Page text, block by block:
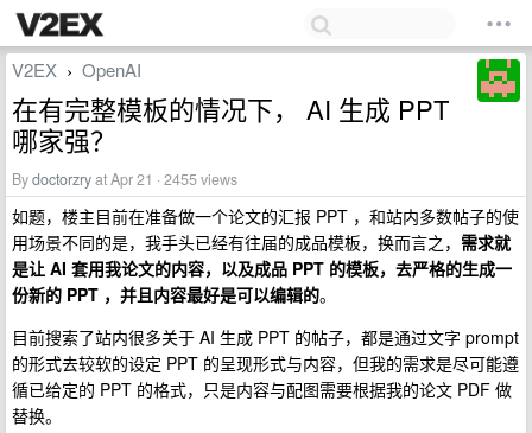
V2EX › OpenAI
在有完整模板的情况下， AI 生成 PPT
哪家强？
Bydoctorzryat Apr 21 · 2455 views
如题，楼主目前在准备做一个论文的汇报 PPT ，和站内多数帖子的使
用场景不同的是，我手头已经有往届的成品模板，换而言之， 需求就
是让 AI 套用我论文的内容，以及成品 PPT 的模板，去严格的生成一
份新的 PPT ，并且内容最好是可以编辑的。
目前搜索了站内很多关于 AI 生成 PPT 的帖子，都是通过文字 prompt
的形式去较软的设定 PPT 的呈现形式与内容，但我的需求是尽可能遵
循已给定的 PPT 的格式，只是内容与配图需要根据我的论文 PDF 做
替换。